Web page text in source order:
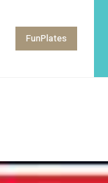
FunPlates